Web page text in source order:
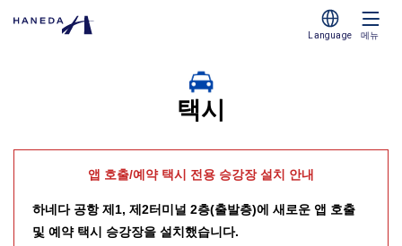
Language 메뉴
택시
앱 호출/예약 택시 전용 승강장 설치 안내
하네다 공항 제1, 제2터미널 2층(출발층)에 새로운 앱 호출
및 예약 택시 승강장을 설치했습니다.